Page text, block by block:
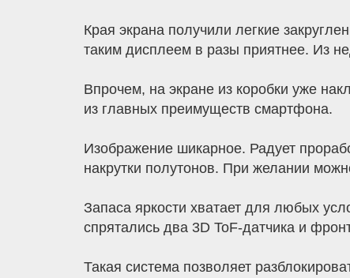
Края экрана получили легкие
таким дисплеем в разы приятнее. Из
Впрочем, на экране из коробки уже
из главных преимуществ смартфона.
Изображение шикарное. Радует
накрутки полутонов. При желании
Запаса яркости хватает для любых
спрятались два 3D ToF-датчика и
Такая система позволяет